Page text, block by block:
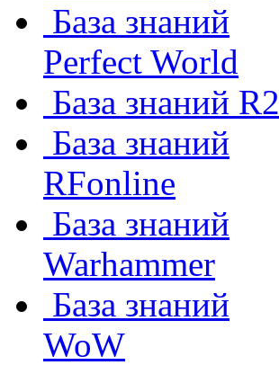
База знаний
Perfect World
База знаний R2
База знаний
RFonline
База знаний
Warhammer
База знаний
WoW